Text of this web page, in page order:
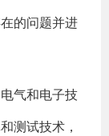
的问题并进
气和电子技
测试技术，